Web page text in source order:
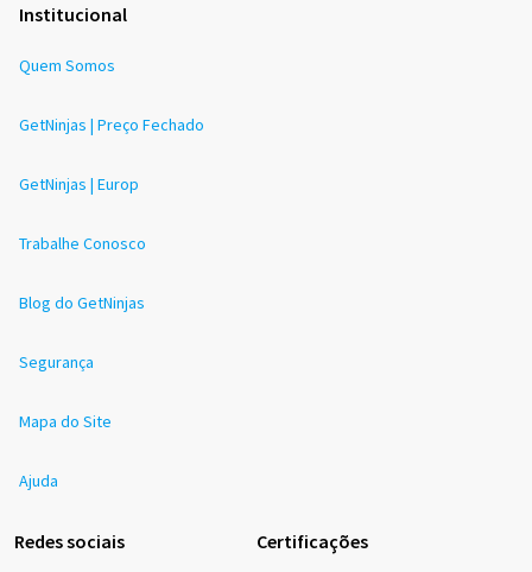
Institucional
Quem Somos
GetNinjas | Preço Fechado
GetNinjas | Europ
Trabalhe Conosco
Blog do GetNinjas
Segurança
Mapa do Site
Ajuda
Redes sociais Certificações